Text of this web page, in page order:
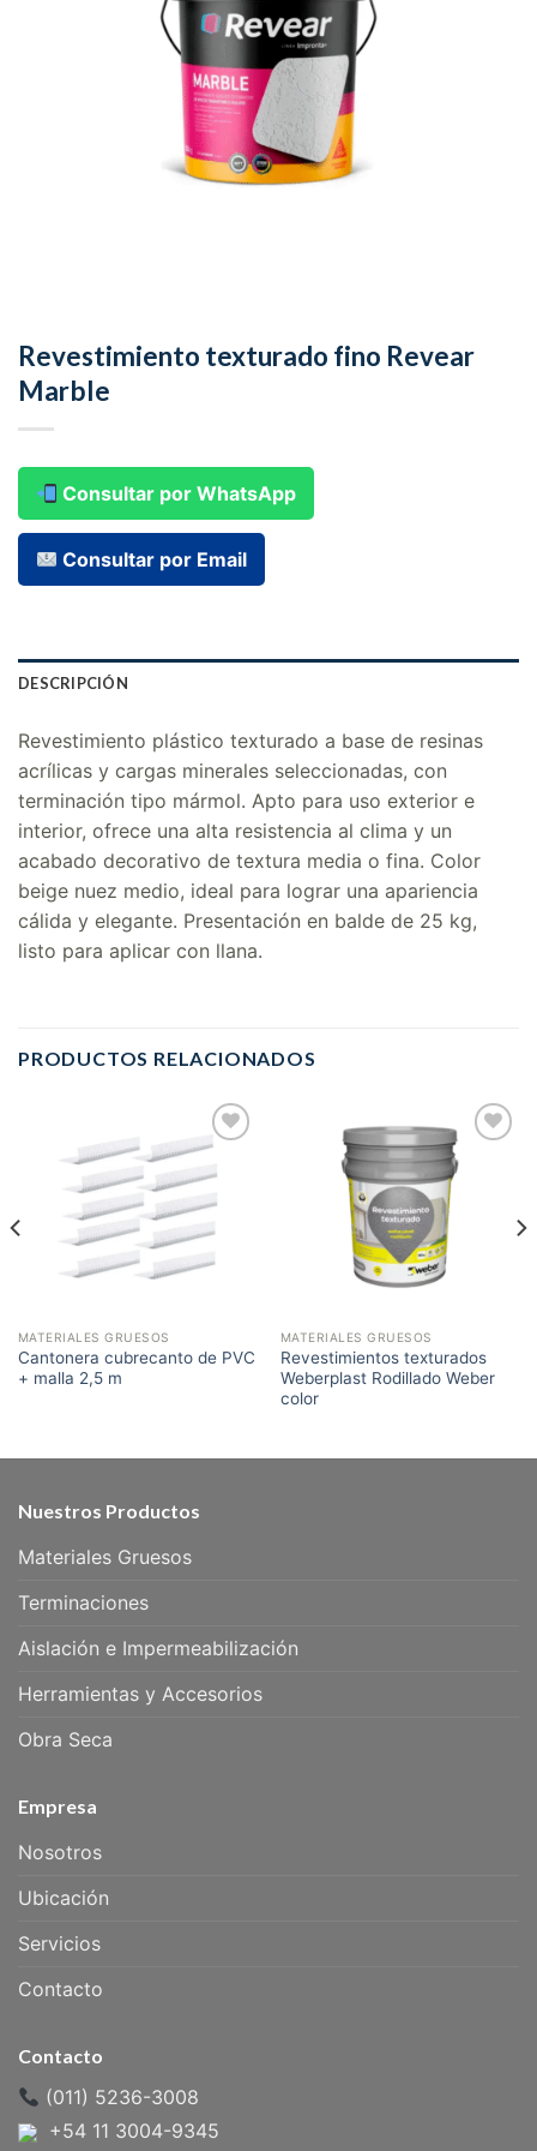
Revestimiento texturado fino Revear
Marble
Consultar por WhatsApp
Consultar por Email
DESCRIPCIÓN
Revestimiento plástico texturado a base de resinas
acrílicas y cargas minerales seleccionadas, con
terminación tipo mármol. Apto para uso exterior e
interior, ofrece una alta resistencia al clima y un
acabado decorativo de textura media o fina. Color
beige nuez medio, ideal para lograr una apariencia
cálida y elegante. Presentación en balde de 25 kg,
listo para aplicar con llana.
PRODUCTOS RELACIONADOS
a la
deseos
MATERIALES GRUESOS
Cantonera cubrecanto de PVC
+ malla 2,5 m
MATERIALES GRUESOS
Revestimientos texturados
Weberplast Rodillado Weber
color
Nuestros Productos
Materiales Gruesos
Terminaciones
Aislación e Impermeabilización
Herramientas y Accesorios
Obra Seca
Empresa
Nosotros
Ubicación
Servicios
Contacto
Contacto
(011) 5236-3008
+54 11 3004-9345